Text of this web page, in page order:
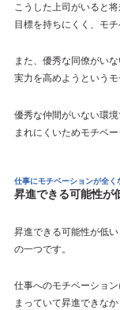
こうした上司がいると
目標を持ちにくく、モ
また、優秀な同僚がい
実力を高めようという
優秀な仲間がいない環
まれにくいためモチベ
仕事にモチベーションが全
昇進できる可能性が
昇進できる可能性が低
の一つです。
仕事へのモチベーショ
まっていて昇進できな